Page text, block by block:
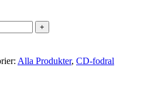
Alla Produkter, CD-fodral